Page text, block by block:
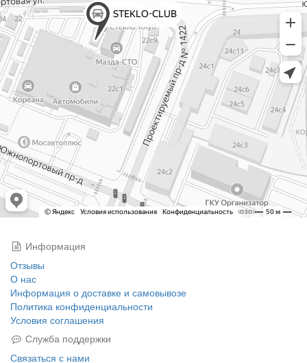
Информация
Отзывы
О нас
Информация о доставке и самовывозе
Политика конфиденциальности
Условия соглашения
Служба поддержки
Связаться с нами